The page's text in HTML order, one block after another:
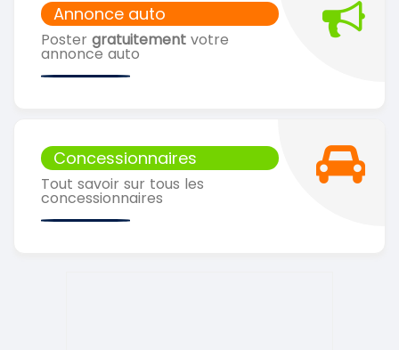
Annonce auto
Poster gratuitement votre
annonce auto
Concessionnaires
Tout savoir sur tous les
concessionnaires